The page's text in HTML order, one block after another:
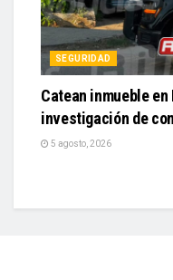
SEGURIDAD
Catean inmueble
investigación de
5 agosto, 2026